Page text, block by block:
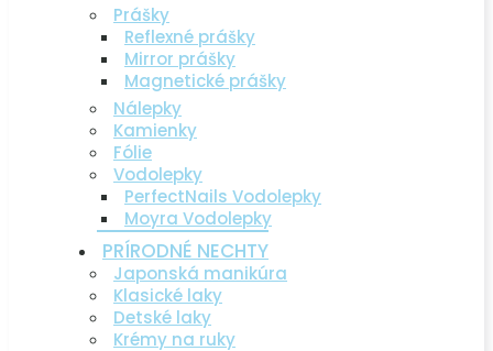
Prášky
Reflexné prášky
Mirror prášky
Magnetické prášky
Nálepky
Kamienky
Fólie
Vodolepky
PerfectNails Vodolepky
Moyra Vodolepky
PRÍRODNÉ NECHTY
Japonská manikúra
Klasické laky
Detské laky
Krémy na ruky